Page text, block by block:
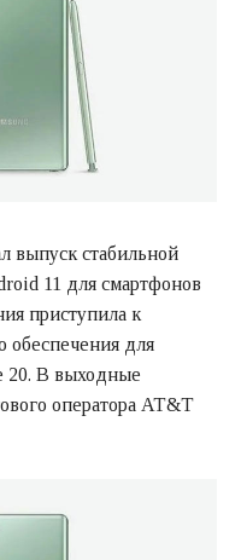
выпуск стабильной
11 для смартфонов
приступила к
обеспечения для
20. В выходные
оператора AT&T